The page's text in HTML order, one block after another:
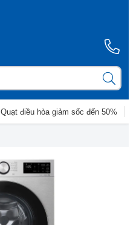
Quạt điều hòa giảm sốc đến 50%